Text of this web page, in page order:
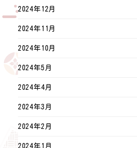
2024年12月
2024年11月
2024年10月
2024年5月
2024年4月
2024年3月
2024年2月
2024年1月